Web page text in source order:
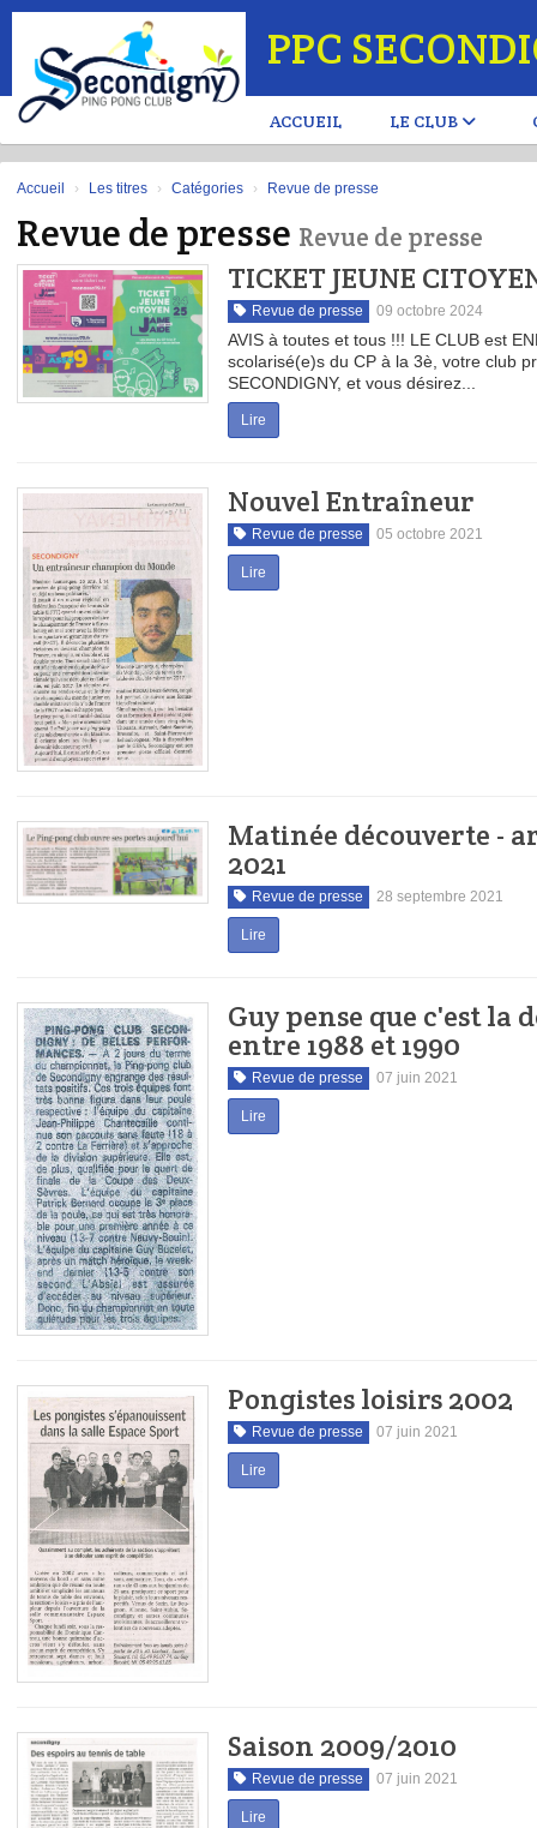
PPC
ACCUEIL LE CLUB
Accueil Les titres Catégories Revue de presse
Revue de presse Revue de presse
TICKET JEUNE
Revue de presse 09 octobre 2024
AVIS à toutes et tous !!! LE CLUB est
scolarisé(e)s du CP à la 3è, votre club
SECONDIGNY, et vous désirez...
Lire
Nouvel Entraîneur
Revue de presse 05 octobre 2021
Lire
Matinée découverte -
2021
Revue de presse 28 septembre 2021
Lire
Guy pense que c'est la
entre 1988 et 1990
Revue de presse 07 juin 2021
Lire
Pongistes loisirs 2002
Revue de presse 07 juin 2021
Lire
Saison 2009/2010
Revue de presse 07 juin 2021
Lire
Panneau de gestion des cookies